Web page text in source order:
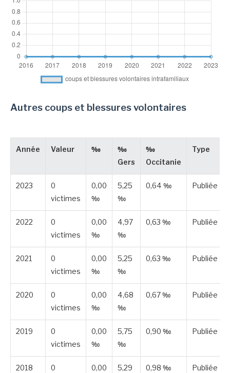
Autres coups et blessures volontaires
Année Valeur ‰
‰
Gers
‰
Occitanie
Type
2023
0
victimes
0,00
‰
5,25
‰
0,64 ‰ Publiée
2022
0
victimes
0,00
‰
4,97
‰
0,63 ‰ Publiée
2021
0
victimes
0,00
‰
5,25
‰
0,63 ‰ Publiée
2020
0
victimes
0,00
‰
4,68
‰
0,67 ‰ Publiée
2019
0
victimes
0,00
‰
5,75
‰
0,90 ‰ Publiée
2018
0
0,00
5,29
0,98 ‰ Publiée